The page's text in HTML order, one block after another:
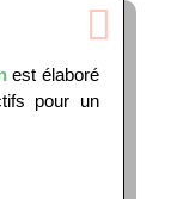
est élaboré
pour un